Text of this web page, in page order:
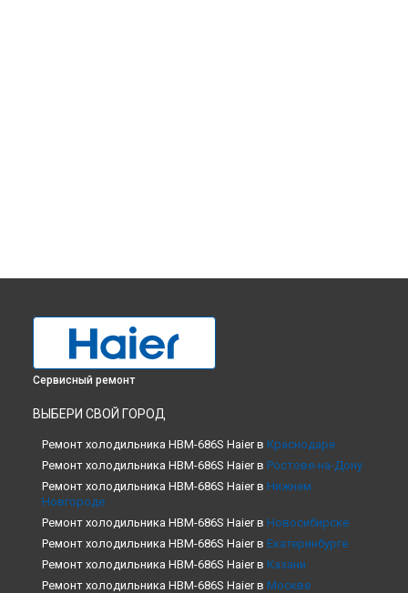
Сервисный ремонт
ВЫБЕРИ СВОЙ ГОРОД
Ремонт холодильника HBM-686S Haier в Краснодаре
Ремонт холодильника HBM-686S Haier в Ростове-на-Дону
Ремонт холодильника HBM-686S Haier в Нижнем
Новгороде
Ремонт холодильника HBM-686S Haier в Новосибирске
Ремонт холодильника HBM-686S Haier в Екатеринбурге
Ремонт холодильника HBM-686S Haier в Казани
Ремонт холодильника HBM-686S Haier в Москве